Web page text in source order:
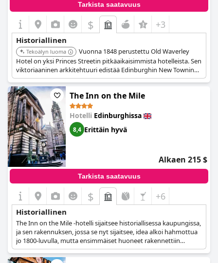
Tarkista saatavuus
$ +3
Historiallinen
Tekoälyn luoma
Vuonna 1848 perustettu Old Waverley
Hotel on yksi Princes Streetin pitkäaikaisimmista hotelleista. Sen
viktoriaaninen arkkitehtuuri edistää Edinburghin New Townin
historiallista katukuvaa.
The Inn on the Mile
Hotelli Edinburghissa
8,4 Erittäin hyvä
Alkaen 215 $
Tarkista saatavuus
$ +6
Historiallinen
The Inn on the Mile -hotelli sijaitsee historiallisessa kaupungissa,
ja sen rakennuksen, jossa se nyt sijaitsee, idea alkoi hahmottua
jo 1800-luvulla, mutta ensimmäiset huoneet rakennettiin
vuonna 1923. Rakennus myytiin ja se vaihtoi omistajaa ennen
kuin siitä tehtiin nykyinen boutique-hotelli, mutta se onnistuu